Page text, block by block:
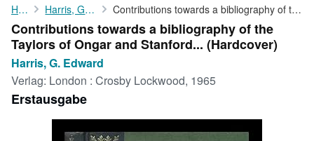
Nutzerkonto
Meine Bestellungen
Detailsuche
Sammlungen
Antiquarische Bücher
Kunst & Sammlerstücke
Home Harris, G. Edward Contributions towards a bibliography of the Taylors of Ongar and...
Contributions towards a bibliography of the
Taylors of Ongar and Stanford... (Hardcover)
Harris, G. Edward
Verlag: London : Crosby Lockwood, 1965
Erstausgabe